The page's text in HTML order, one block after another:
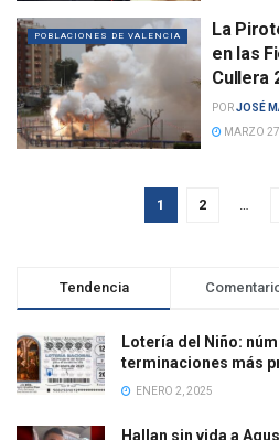
POBLACIONES DE VALENCIA
La
en las
Cullera
PORJOSÉ
MARZO
1 2 …
Tendencia
Lotería del Niño:
terminaciones más
ENERO 2, 2025
Hallan sin vida a